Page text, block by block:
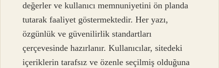
değerler ve kullanıcı memnuniyetini ön planda
tutarak faaliyet göstermektedir. Her yazı,
özgünlük ve güvenilirlik standartları
çerçevesinde hazırlanır. Kullanıcılar, sitedeki
içeriklerin tarafsız ve özenle seçilmiş olduğuna